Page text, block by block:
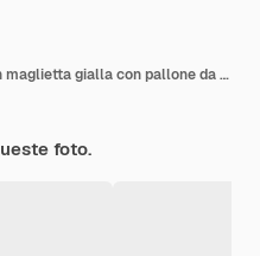
L'uomo è un tifoso socccer in maglietta gialla con pallone da calcio su sfondo blu
foto.